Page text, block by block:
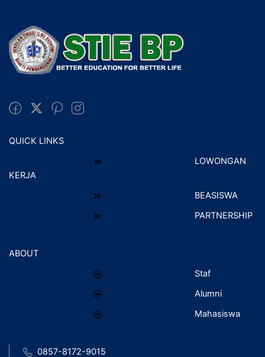
QUICK LINKS
LOWONGAN
KERJA
BEASISWA
PARTNERSHIP
ABOUT
Staf
Alumni
Mahasiswa
0857-8172-9015